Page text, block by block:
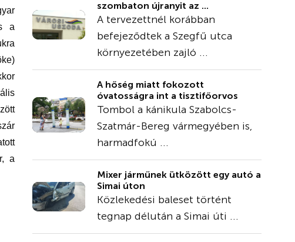
a
a
szombaton újranyit az ...
A tervezettnél korábban
befejeződtek a Szegfű utca
környezetében zajló ...
A hőség miatt fokozott
óvatosságra int a tisztifőorvos
Tombol a kánikula Szabolcs-
Szatmár-Bereg vármegyében is,
harmadfokú ...
Mixer járműnek ütközött egy autó a
Simai úton
Közlekedési baleset történt
tegnap délután a Simai úti ...